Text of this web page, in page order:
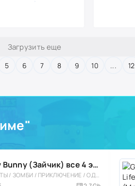
Загрузить еще
5 6 7 8 9 10 ... 12
Tiny Bunny (Зайчик) все 4 эпизода!
КВЕСТЫ / ЗОМБИ / ПРИКЛЮЧЕНИЕ / ОДНОПОЛЬЗОВАТЕЛЬСКИЕ / ОФЛАЙН / 18 / РАННИЙ ДОСТУП / ИНДИ / МИЛАЯ / АНИМЕ / ХОРРОР / АТМОСФЕРНАЯ / ВИЗУАЛЬНАЯ НОВЕЛЛА / ЛОГИЧЕСКАЯ / СЮЖЕТНЫЕ ИГРЫ / БОЛЬШАЯ